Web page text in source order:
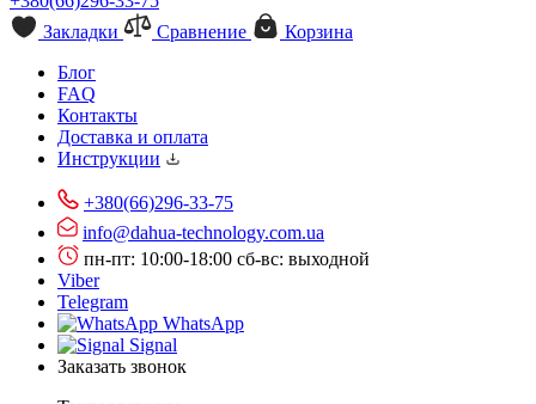
Закладки
Сравнение
Корзина
Блог
FAQ
Контакты
Доставка и оплата
Инструкции
+380(66)296-33-75
info@dahua-technology.com.ua
пн-пт: 10:00-18:00 сб-вс: выходной
Viber
Telegram
WhatsApp
Signal
Заказать звонок